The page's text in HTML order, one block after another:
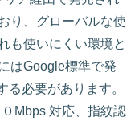
り、グローバルな使
も使いにくい環境と
はGoogle標準で発
必要があります。
Mbps 対応、指紋認